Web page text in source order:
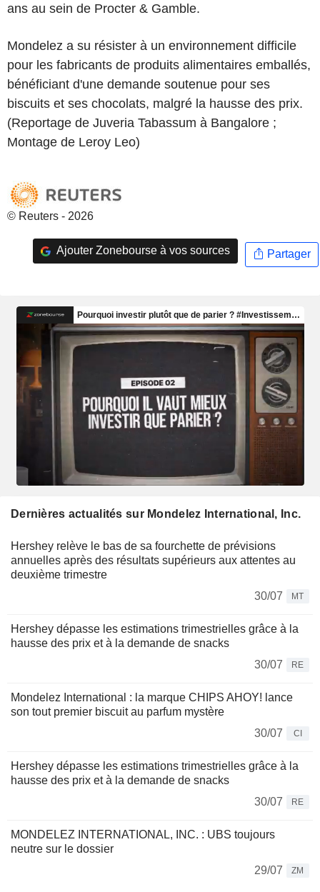
ans au sein de Procter & Gamble.
Mondelez a su résister à un environnement difficile
pour les fabricants de produits alimentaires emballés,
bénéficiant d'une demande soutenue pour ses
biscuits et ses chocolats, malgré la hausse des prix.
(Reportage de Juveria Tabassum à Bangalore ;
Montage de Leroy Leo)
© Reuters - 2026
Ajouter Zonebourse à vos sources Partager
Dernières actualités sur Mondelez International, Inc.
Hershey relève le bas de sa fourchette de prévisions
annuelles après des résultats supérieurs aux attentes au
deuxième trimestre
30/07
MT
Hershey dépasse les estimations trimestrielles grâce à la
hausse des prix et à la demande de snacks
30/07
RE
Mondelez International : la marque CHIPS AHOY! lance
son tout premier biscuit au parfum mystère
30/07
CI
Hershey dépasse les estimations trimestrielles grâce à la
hausse des prix et à la demande de snacks
30/07
RE
MONDELEZ INTERNATIONAL, INC. : UBS toujours
neutre sur le dossier
29/07
ZM